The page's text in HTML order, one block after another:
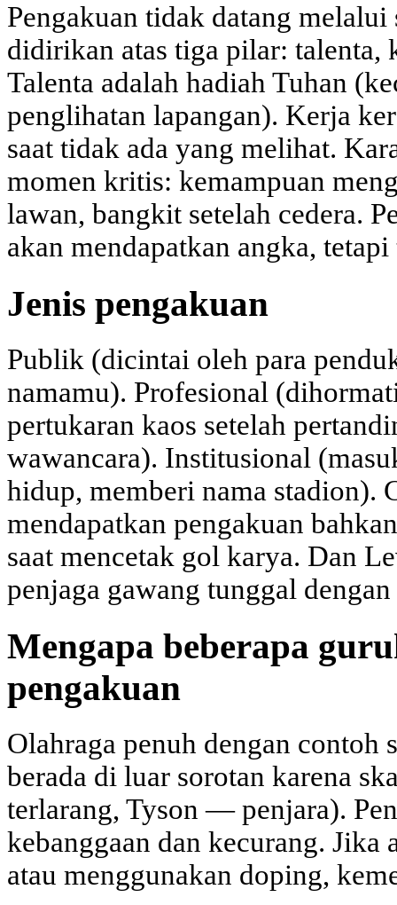
Pengakuan tidak datang
didirikan atas tiga pilar: talenta,
Talenta adalah hadiah Tuhan
penglihatan lapangan). Kerja
saat tidak ada yang melihat.
momen kritis: kemampuan
lawan, bangkit setelah cedera.
akan mendapatkan angka,
Jenis pengakuan
Publik (dicintai oleh para
namamu). Profesional
pertukaran kaos setelah
wawancara). Institusional
hidup, memberi nama stadion).
mendapatkan pengakuan
saat mencetak gol karya. Dan
penjaga gawang tunggal
Mengapa beberapa
pengakuan
Olahraga penuh dengan contoh
berada di luar sorotan karena
terlarang, Tyson — penjara).
kebanggaan dan kecurang. Jika
atau menggunakan doping,